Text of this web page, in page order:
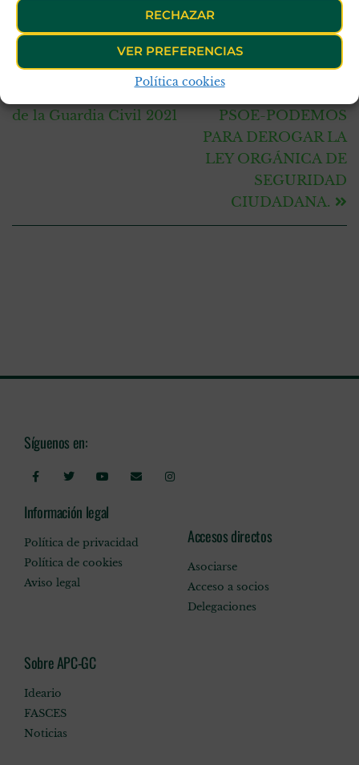
RECHAZAR
VER PREFERENCIAS
Política cookies
Etiquetas
abono productividad Instancia
plazo
ANTERIOR
de la Guardia Civil 2021
SIGUIENTE
PSOE-PODEMOS
PARA DEROGAR LA
LEY ORGÁNICA DE
SEGURIDAD
CIUDADANA.
Síguenos en:
Información legal
Política de privacidad
Política de cookies
Aviso legal
Accesos directos
Asociarse
Acceso a socios
Delegaciones
Sobre APC-GC
Ideario
FASCES
Noticias